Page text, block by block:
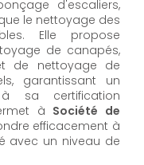
d'escaliers,
le nettoyage des
Elle propose
de canapés,
de nettoyage de
garantissant un
sa certification
à Société de
efficacement à
avec un niveau de